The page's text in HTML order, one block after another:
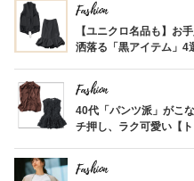
Fashion
【ユニクロ名品も】お
洒落る「黒アイテム」4
Fashion
40代「パンツ派」がこ
チ押し、ラク可愛い【
Fashion